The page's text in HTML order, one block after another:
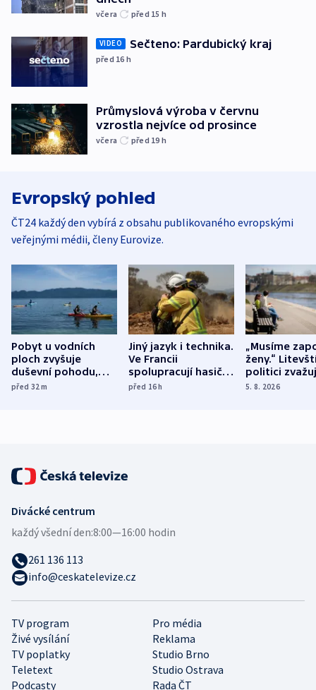
včera před 15 h
VIDEO Sečteno: Pardubický kraj
před 16 h
Průmyslová výroba v červnu
vzrostla nejvíce od prosince
včera před 19 h
Evropský pohled
ČT24 každý den vybírá z obsahu publikovaného evropskými
veřejnými médii, členy Eurovize.
Pobyt u vodních
ploch zvyšuje
duševní pohodu,
ukázala
před 32m
Jiný jazyk i technika.
Ve Francii
spolupracují hasiči z
různých zemí
před 16h
„Musíme
ženy.“
politici
dohodu o
5. 8. 2026
TV program
Pro média
Živé vysílání
Reklama
TV poplatky
Studio Brno
Teletext
Studio Ostrava
Podcasty
Rada ČT
Divácké centrum
každý všední den:8:00—16:00 hodin
261 136 113
info@ceskatelevize.cz